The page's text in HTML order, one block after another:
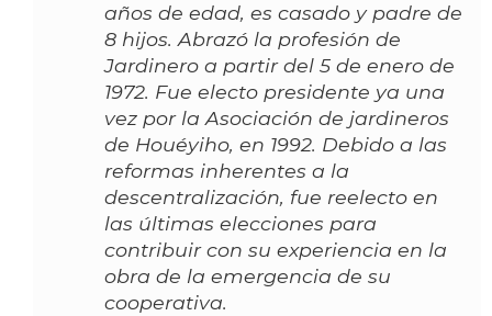
años de edad, es casado y padre de
8 hijos. Abrazó la profesión de
Jardinero a partir del 5 de enero de
1972. Fue electo presidente ya una
vez por la Asociación de jardineros
de Houéyiho, en 1992. Debido a las
reformas inherentes a la
descentralización, fue reelecto en
las últimas elecciones para
contribuir con su experiencia en la
obra de la emergencia de su
cooperativa.